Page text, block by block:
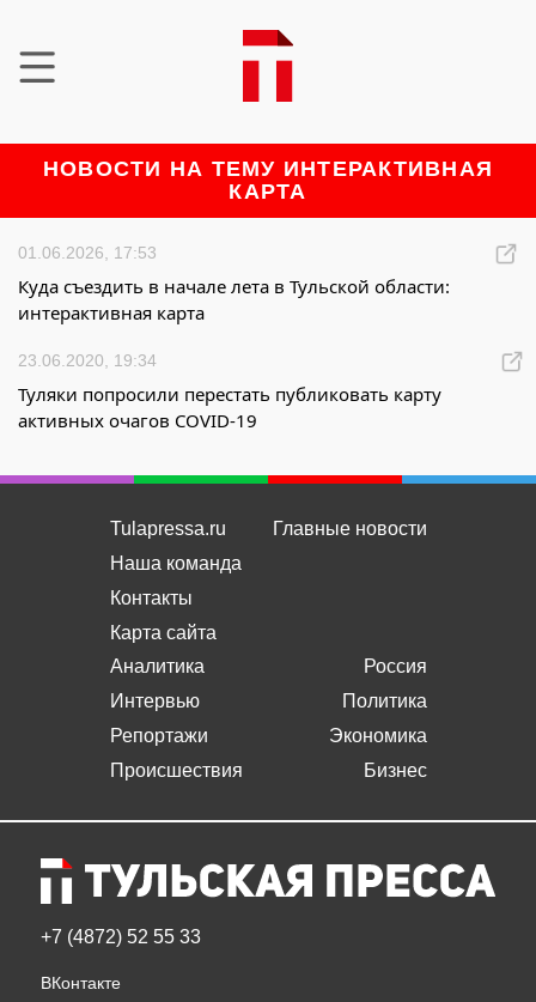
НОВОСТИ НА ТЕМУ ИНТЕРАКТИВНАЯ
КАРТА
01.06.2026, 17:53
Куда съездить в начале лета в Тульской области:
интерактивная карта
23.06.2020, 19:34
Туляки попросили перестать публиковать карту
активных очагов COVID-19
Tulapressa.ru
Наша команда
Контакты
Карта сайта
Главные новости
Аналитика
Интервью
Репортажи
Происшествия
Россия
Политика
Экономика
Бизнес
+7 (4872) 52 55 33
ВКонтакте